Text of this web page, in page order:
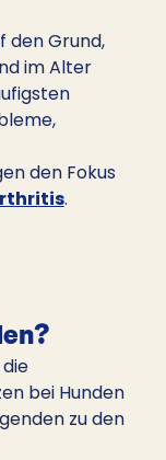
den Grund,
im Alter
den Fokus
.
bei Hunden
zu den